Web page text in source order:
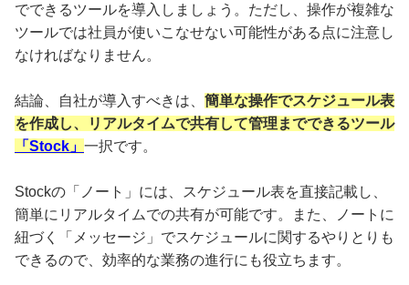
でできるツールを導入しましょう。ただし、操作が複雑な
ツールでは社員が使いこなせない可能性がある点に注意し
なければなりません。
結論、自社が導入すべきは、 簡単な操作でスケジュール表
を作成し、リアルタイムで共有して管理までできるツール
「Stock」 一択です。
Stockの「ノート」には、スケジュール表を直接記載し、
簡単にリアルタイムでの共有が可能です。また、ノートに
紐づく「メッセージ」でスケジュールに関するやりとりも
できるので、効率的な業務の進行にも役立ちます。